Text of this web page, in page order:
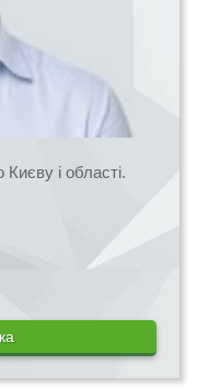
і області.